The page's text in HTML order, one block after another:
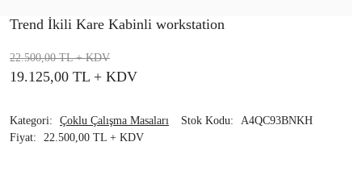
Trend İkili Kare Kabinli workstation
19.125,00 TL + KDV
22.500,00 TL+ KDV
Kategori Çoklu Çalışma Masaları Stok Kodu
A4QC93BNKH
Fiyat
22.500,00 TL + KDV